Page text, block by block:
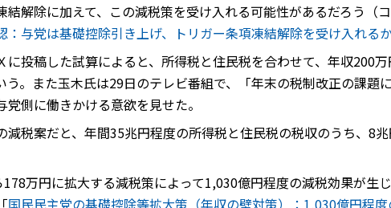
結解除に加えて、この減税策を受け入れる可能性があるだろう（
：与党は基礎控除引き上げ、トリガー条項凍結解除を受け入れる
に投稿した試算によると、所得税と住民税を合わせて、年収200
う。また玉木氏は29日のテレビ番組で、「年末の税制改正の課題
側に働きかける意欲を見せた。
減税案だと、年間35兆円程度の所得税と住民税の税収のうち、8
万円に拡大する減税策によって1,030億円程度の減税効果が生
国民民主党の基礎控除等拡大策（年収の壁対策）：1,030億円程